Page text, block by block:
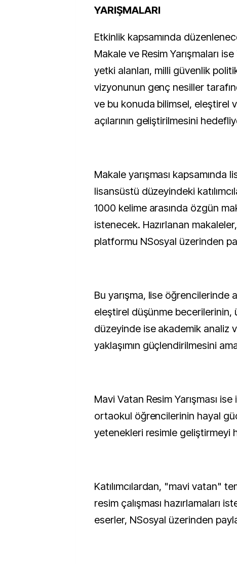
YARIŞMALARI
Etkinlik kapsamında
Makale ve Resim Yarışmaları
yetki alanları, milli güvenlik
vizyonunun genç nesiller
ve bu konuda bilimsel, eleştirel
açılarının geliştirilmesini
Makale yarışması kapsamında
lisansüstü düzeyindeki
1000 kelime arasında özgün
istenecek. Hazırlanan
platformu NSosyal üzerinden
Bu yarışma, lise öğrencilerinde
eleştirel düşünme becerilerinin,
düzeyinde ise akademik analiz
yaklaşımın güçlendirilmesini
Mavi Vatan Resim Yarışması
ortaokul öğrencilerinin hayal
yetenekleri resimle geliştirmeyi
Katılımcılardan, "mavi vatan"
resim çalışması hazırlamaları
eserler, NSosyal üzerinden